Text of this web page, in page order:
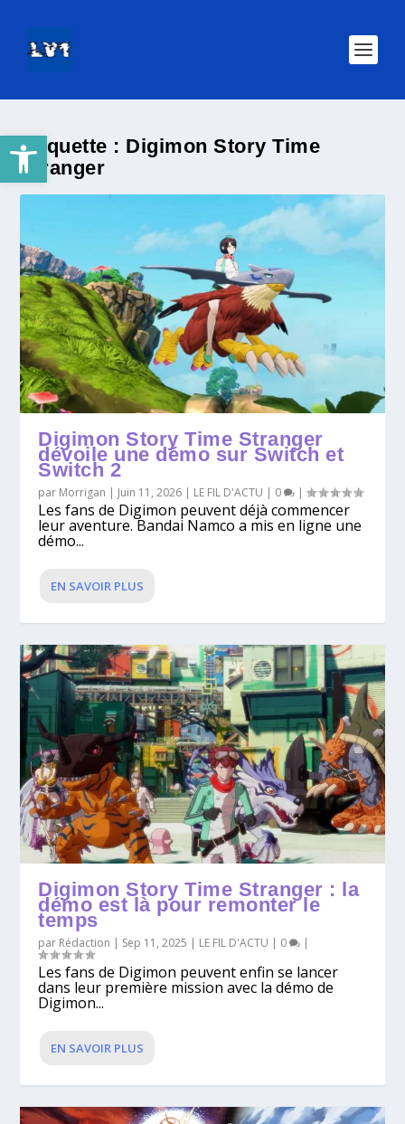
Ouvrir la barre d’outilsÉtiquette : Digimon Story Time
Stranger
Digimon Story Time Stranger
dévoile une démo sur Switch et
Switch 2
par Morrigan | Juin 11, 2026 | LE FIL D'ACTU | 0 |
Les fans de Digimon peuvent déjà commencer
leur aventure. Bandai Namco a mis en ligne une
démo...
EN SAVOIR PLUS
Digimon Story Time Stranger : la
démo est là pour remonter le
temps
par Rédaction | Sep 11, 2025 | LE FIL D'ACTU | 0 |
Les fans de Digimon peuvent enfin se lancer
dans leur première mission avec la démo de
Digimon...
EN SAVOIR PLUS